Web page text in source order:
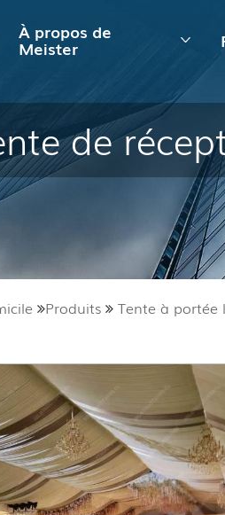
À propos de
Meister
de
Produits Tente à portée